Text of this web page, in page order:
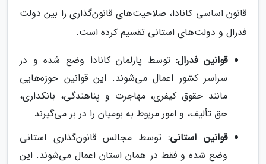
قانون اساسی کانادا، صلاحیت‌های قانون‌گذاری را بین دولت
فدرال و دولت‌های استانی تقسیم کرده است.
قوانین فدرال:توسط پارلمان کانادا وضع شده و در
سراسر کشور اعمال می‌شوند. این قوانین حوزه‌هایی
مانند حقوق کیفری، مهاجرت و پناهندگی، بانکداری،
حق تألیف، و امور مربوط به بومیان را در بر می‌گیرند.
قوانین استانی:توسط مجالس قانون‌گذاری استانی
وضع شده و فقط در همان استان اعمال می‌شوند. این